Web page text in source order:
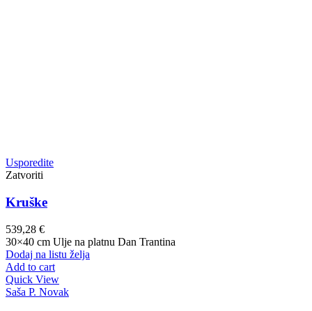
Usporedite
Zatvoriti
Kruške
539,28 €
30×40 cm Ulje na platnu Dan Trantina
Dodaj na listu želja
Add to cart
Quick View
Saša P. Novak